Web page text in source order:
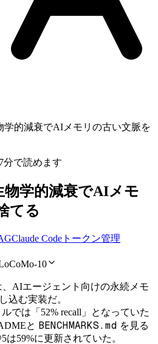
学的減衰でAIメモリの古い文脈を
分で読めます
物学的減衰でAIメモ
てる
Claude Code トークン管理
10
、AIエージェント向けの永続メモ
込む実装だ。
では「52% recall」となっていた
と BENCHMARKS.md を見る
は59%に更新されていた。